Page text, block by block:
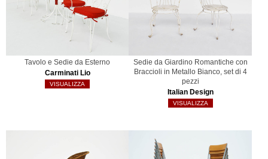
Tavolo e Sedie da Esterno
Carminati Lio
VISUALIZZA
Sedie da Giardino Romantiche con
Braccioli in Metallo Bianco, set di 4
pezzi
Italian Design
VISUALIZZA